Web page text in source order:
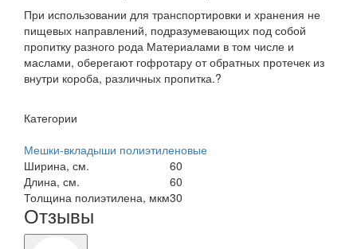
При использовании для транспортировки и хранения не
пищевых направлений, подразумевающих под собой
пропитку разного рода Материалами в том числе и
маслами, оберегают гофротару от обратных протечек из
внутри короба, различных пропитка.?
Категории
Мешки-вкладыши полиэтиленовые
Ширина, см.
60
Длина, см.
60
Толщина полиэтилена, мкм30
Отзывы